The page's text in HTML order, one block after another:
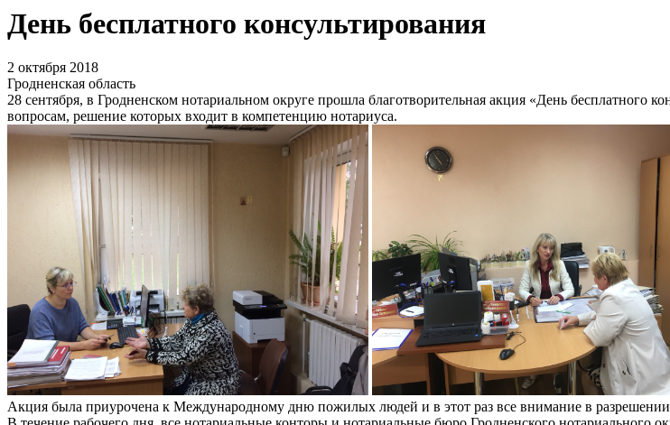
День бесплатного консультирования
2 октября 2018
Гродненская область
28 сентября, в Гродненском нотариальном округе прошла благотворительная акция «День бесплатного
вопросам, решение которых входит в компетенцию нотариуса.
Акция была приурочена к Международному дню пожилых людей и в этот раз все внимание в